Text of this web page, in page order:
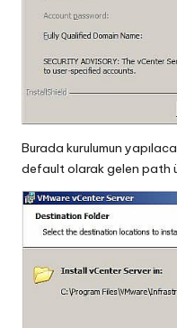
Burada kurulumun
default olarak gelen path